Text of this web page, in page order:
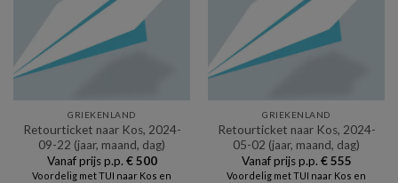
GRIEKENLAND
Retourticket naar Kos, 2024-
09-22 (jaar, maand, dag)
Vanaf prijs p.p. €500
Voordelig met TUI naar Kos en
GRIEKENLAND
Retourticket naar Kos, 2024-
05-02 (jaar, maand, dag)
Vanaf prijs p.p. €555
Voordelig met TUI naar Kos en